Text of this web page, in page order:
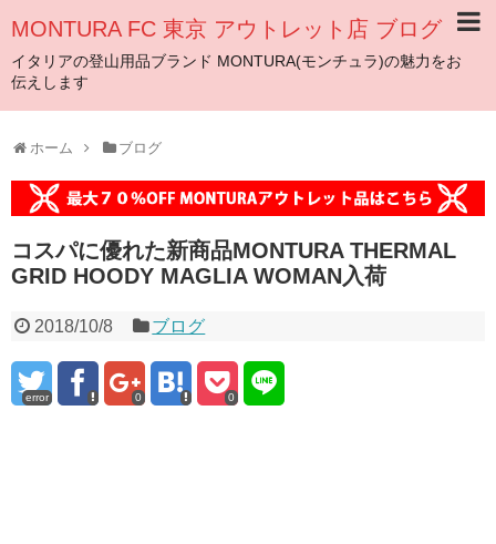
MONTURA FC 東京 アウトレット店 ブログ
イタリアの登山用品ブランド MONTURA(モンチュラ)の魅力をお
伝えします
ホーム ブログ
コスパに優れた新商品MONTURA THERMAL
GRID HOODY MAGLIA WOMAN入荷
2018/10/8 ブログ
error 0 0